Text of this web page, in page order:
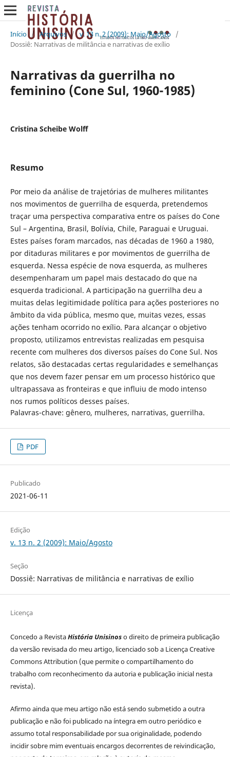
Início / Arquivos / v. 13 n. 2 (2009): Maio/Agosto /
Dossiê: Narrativas de militância e narrativas de exílio
Narrativas da guerrilha no
feminino (Cone Sul, 1960-1985)
Cristina Scheibe Wolff
Resumo
Por meio da análise de trajetórias de mulheres militantes
nos movimentos de guerrilha de esquerda, pretendemos
traçar uma perspectiva comparativa entre os países do Cone
Sul – Argentina, Brasil, Bolívia, Chile, Paraguai e Uruguai.
Estes países foram marcados, nas décadas de 1960 a 1980,
por ditaduras militares e por movimentos de guerrilha de
esquerda. Nessa espécie de nova esquerda, as mulheres
desempenharam um papel mais destacado do que na
esquerda tradicional. A participação na guerrilha deu a
muitas delas legitimidade política para ações posteriores no
âmbito da vida pública, mesmo que, muitas vezes, essas
ações tenham ocorrido no exílio. Para alcançar o objetivo
proposto, utilizamos entrevistas realizadas em pesquisa
recente com mulheres dos diversos países do Cone Sul. Nos
relatos, são destacadas certas regularidades e semelhanças
que nos devem fazer pensar em um processo histórico que
ultrapassava as fronteiras e que influiu de modo intenso
nos rumos políticos desses países.
Palavras-chave: gênero, mulheres, narrativas, guerrilha.
PDF
Publicado
2021-06-11
Edição
v. 13 n. 2 (2009): Maio/Agosto
Seção
Dossiê: Narrativas de militância e narrativas de exílio
Licença
Concedo a RevistaHistória Unisinoso direito de primeira publicação
da versão revisada do meu artigo, licenciado sob a Licença Creative
Commons Attribution (que permite o compartilhamento do
trabalho com reconhecimento da autoria e publicação inicial nesta
revista).
Afirmo ainda que meu artigo não está sendo submetido a outra
publicação e não foi publicado na íntegra em outro periódico e
assumo total responsabilidade por sua originalidade, podendo
incidir sobre mim eventuais encargos decorrentes de reivindicação,